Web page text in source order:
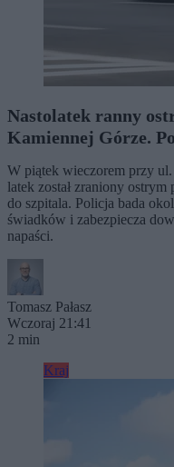
Nastolatek ranny
Kamiennej Górze.
W piątek wieczorem przy
latek został zraniony
do szpitala. Policja bada
świadków i zabezpiecza
napaści.
Tomasz Pałasz
Wczoraj 21:41
2 min
Kraj